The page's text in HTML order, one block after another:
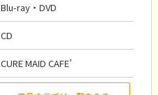
Blu-ray・DVD
CD
CURE MAID CAFE’